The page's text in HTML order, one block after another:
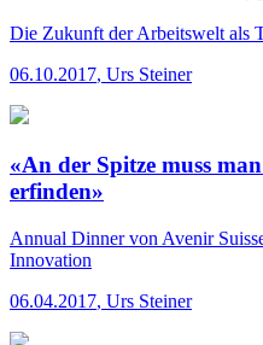
Die Zukunft der Arbeitswelt als
06.10.2017, Urs Steiner
«An der Spitze muss
erfinden»
Annual Dinner von Avenir
Innovation
06.04.2017, Urs Steiner